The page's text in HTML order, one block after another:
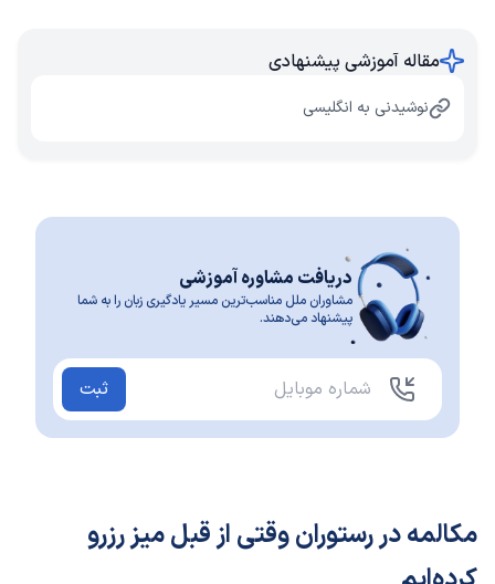
مقاله آموزشی پیشنهادی
نوشیدنی به انگلیسی
دریافت مشاوره آموزشی
مشاوران ملل مناسب‌ترین مسیر یادگیری زبان را به شما
پیشنهاد می‌دهند.
ثبت
مکالمه در رستوران وقتی از قبل میز رزرو